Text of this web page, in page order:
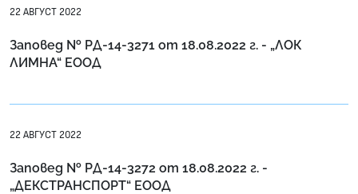
22 АВГУСТ 2022
Заповед № РД-14-3271 от 18.08.2022 г. - „ЛОК
ЛИМНА“ ЕООД
22 АВГУСТ 2022
Заповед № РД-14-3272 от 18.08.2022 г. -
„ДЕКСТРАНСПОРТ“ ЕООД